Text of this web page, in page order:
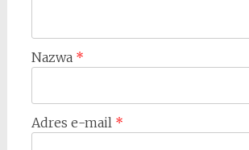
Nazwa *
Adres e-mail *